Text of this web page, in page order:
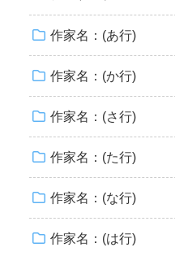
作家名：(あ行)
作家名：(か行)
作家名：(さ行)
作家名：(た行)
作家名：(な行)
作家名：(は行)